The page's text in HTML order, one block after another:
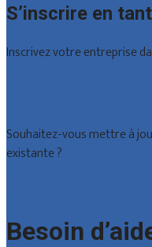
S’inscrire en
Inscrivez votre entreprise
Souhaitez-vous mettre à
existante ?
Besoin